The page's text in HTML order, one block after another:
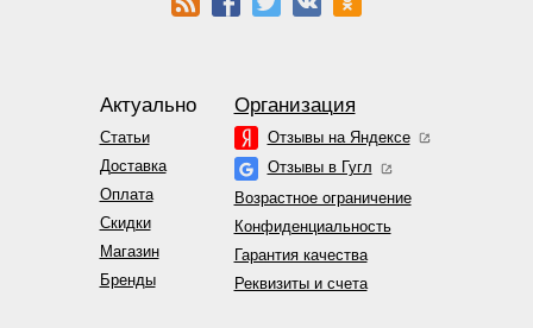
Актуально
Статьи
Доставка
Оплата
Скидки
Магазин
Бренды
Организация
Отзывы на Яндексе
Отзывы в Гугл
Возрастное ограничение
Конфиденциальность
Гарантия качества
Реквизиты и счета